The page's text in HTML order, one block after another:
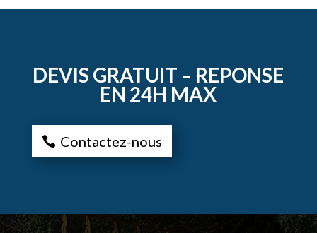
DEVIS GRATUIT – REPONSE
EN 24H MAX
Contactez-nous